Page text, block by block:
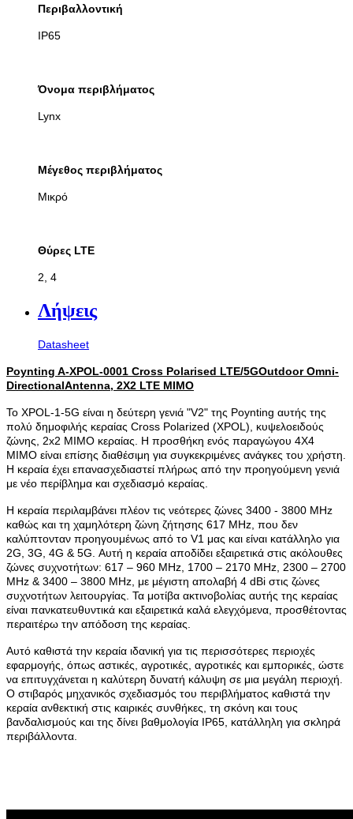
Περιβαλλοντική
IP65
Όνομα περιβλήματος
Lynx
Μέγεθος περιβλήματος
Μικρό
Θύρες LTE
2, 4
Λήψεις
Datasheet
Poynting A-XPOL-0001 Cross Polarised LTE/5GOutdoor Omni-
DirectionalAntenna, 2X2 LTE MIMO
Το XPOL-1-5G είναι η δεύτερη γενιά "V2" της Poynting αυτής της
πολύ δημοφιλής κεραίας Cross Polarized (XPOL), κυψελοειδούς
ζώνης, 2x2 MIMO κεραίας. Η προσθήκη ενός παραγώγου 4X4
MIMO είναι επίσης διαθέσιμη για συγκεκριμένες ανάγκες του χρήστη.
Η κεραία έχει επανασχεδιαστεί πλήρως από την προηγούμενη γενιά
με νέο περίβλημα και σχεδιασμό κεραίας.
Η κεραία περιλαμβάνει πλέον τις νεότερες ζώνες 3400 - 3800 MHz
καθώς και τη χαμηλότερη ζώνη ζήτησης 617 MHz, που δεν
καλύπτονταν προηγουμένως από το V1 μας και είναι κατάλληλο για
2G, 3G, 4G & 5G. Αυτή η κεραία αποδίδει εξαιρετικά στις ακόλουθες
ζώνες συχνοτήτων: 617 – 960 MHz, 1700 – 2170 MHz, 2300 – 2700
MHz & 3400 – 3800 MHz, με μέγιστη απολαβή 4 dBi στις ζώνες
συχνοτήτων λειτουργίας. Τα μοτίβα ακτινοβολίας αυτής της κεραίας
είναι πανκατευθυντικά και εξαιρετικά καλά ελεγχόμενα, προσθέτοντας
περαιτέρω την απόδοση της κεραίας.
Αυτό καθιστά την κεραία ιδανική για τις περισσότερες περιοχές
εφαρμογής, όπως αστικές, αγροτικές, αγροτικές και εμπορικές, ώστε
να επιτυγχάνεται η καλύτερη δυνατή κάλυψη σε μια μεγάλη περιοχή.
Ο στιβαρός μηχανικός σχεδιασμός του περιβλήματος καθιστά την
κεραία ανθεκτική στις καιρικές συνθήκες, τη σκόνη και τους
βανδαλισμούς και της δίνει βαθμολογία IP65, κατάλληλη για σκληρά
περιβάλλοντα.